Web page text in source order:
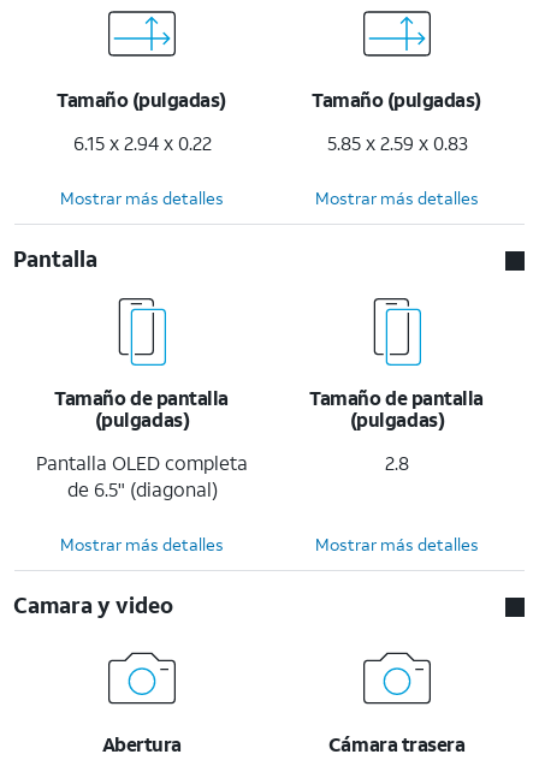
Tamaño (pulgadas)
6.15 x 2.94 x 0.22
Tamaño (pulgadas)
5.85 x 2.59 x 0.83
Mostrar más detalles Mostrar más detalles
Pantalla
Tamaño de pantalla
(pulgadas)
Pantalla OLED completa
de 6.5" (diagonal)
Tamaño de pantalla
(pulgadas)
2.8
Mostrar más detalles Mostrar más detalles
Camara y video
Abertura
Cámara trasera